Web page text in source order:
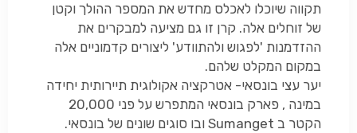
תקווה שיוכלו לאכלס מחדש את המספר ההולך וקטן
של זוחלים אלה. קרן זו גם מציעה למבקרים את
ההזדמנות 'לפגוש ולהתוודע' ליצורים קדמוניים אלה
במקום המקלט שלהם.
יער עצי בונסאי- אטרקציה אקולוגית תיירותית יחידה
במינה , פארק בונסאי המתפרש על פני 20,000
הקטר ב Sumanget ובו סוגים שונים של בונסאי.